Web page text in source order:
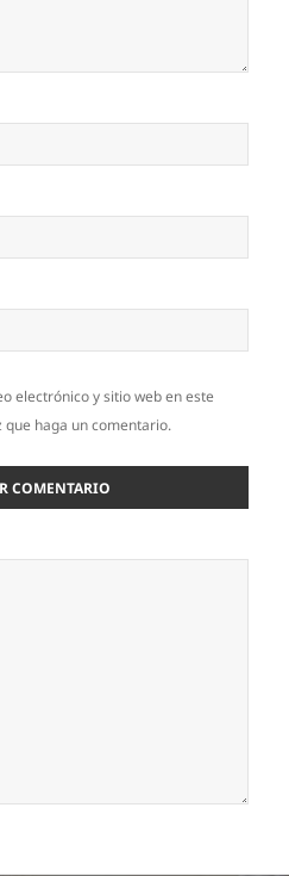
electrónico y sitio web en este
haga un comentario.